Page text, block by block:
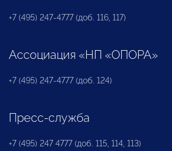
+7 (495) 247-4777 (доб. 116, 117)
Ассоциация «НП «ОПОРА»
+7 (495) 247-4777 (доб. 124)
Пресс-служба
+7 (495) 247 4777 (доб. 115, 114, 113)